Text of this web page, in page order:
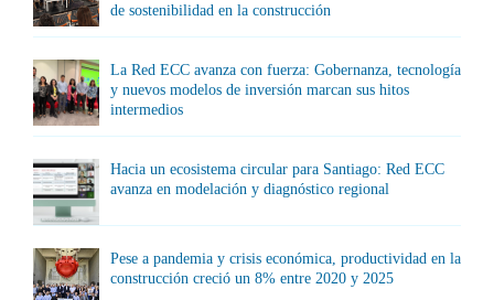
de sostenibilidad en la construcción
La Red ECC avanza con fuerza: Gobernanza, tecnología
y nuevos modelos de inversión marcan sus hitos
intermedios
Hacia un ecosistema circular para Santiago: Red ECC
avanza en modelación y diagnóstico regional
Pese a pandemia y crisis económica, productividad en la
construcción creció un 8% entre 2020 y 2025